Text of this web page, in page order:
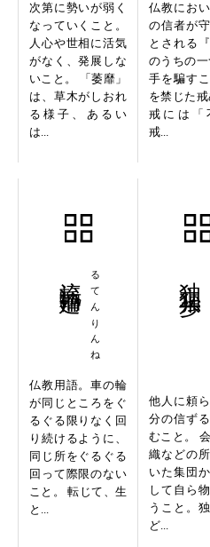
次第に勢いが弱く
なっていくこと。
人心や世相に活気
がなく、発展しな
いこと。 「萎靡」
は、草木がしおれ
る様子、あるい
は...
仏教にお
の信者が
とされる『
のうちの
手を騙す
を禁じた
戒には「
戒...
るてんりんね
仏教用語。車の輪
が同じところをぐ
るぐる限りなく回
り続けるように、
同じ所をぐるぐる
回って際限のない
こと。 転じて、生
と...
他人に頼
分の信ず
むこと。
織などの
いた集団
して自ら
うこと。
ど...